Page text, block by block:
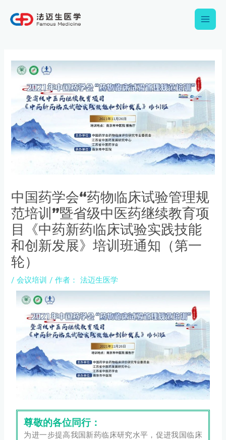
Main
中国药学会“药物临床试验管理规
范培训”暨省级中医药继续教育项
目《中药新药临床试验实践技能
和创新发展》培训班通知（第一
轮）
/会议培训 / 作者： 法迈生医学
尊敬的各位同行：
为进一步提高我国新药临床研究水平，促进我国临床